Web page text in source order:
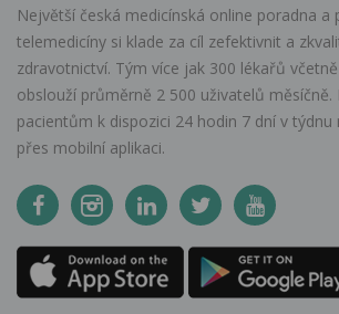
Největší česká medicínská online poradna a
telemedicíny si klade za cíl zefektivnit a
zdravotnictví. Tým více jak 300 lékařů
obslouží průměrně 2 500 uživatelů měsíčně.
pacientům k dispozici 24 hodin 7 dní v týdnu
přes mobilní aplikaci.